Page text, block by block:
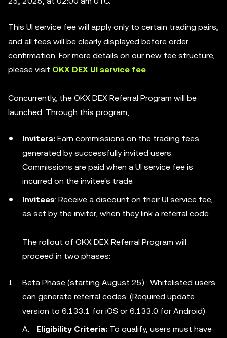
This UI service fee will apply only to certain trading pairs,
and all fees will be clearly displayed before order
confirmation. For more details on our new fee structure,
please visit OKX DEX UI service fee.
Concurrently, the OKX DEX Referral Program will be
launched. Through this program,
Inviters: Earn commissions on the trading fees
generated by successfully invited users.
Commissions are paid when a UI service fee is
incurred on the invitee's trade.
Invitees: Receive a discount on their UI service fee,
as set by the inviter, when they link a referral code.
The rollout of OKX DEX Referral Program will
proceed in two phases:
Beta Phase (starting August 25) : Whitelisted users
can generate referral codes. (Required update
version to 6.133.1 for iOS or 6.133.0 for Android)
Eligibility Criteria: To qualify, users must have